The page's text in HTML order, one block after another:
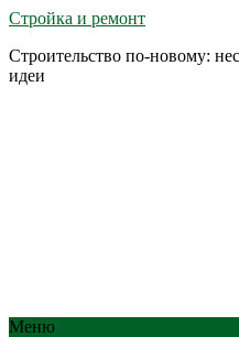
Стройка и ремонт
Строительство по-новому:
идеи
Меню